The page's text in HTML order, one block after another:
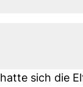
sich die